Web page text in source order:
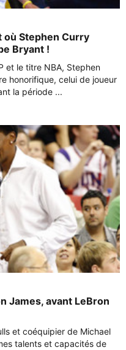
où Stephen Curry
Bryant !
et le titre NBA, Stephen
honorifique, celui de joueur
la période ...
James, avant LeBron
et coéquipier de Michael
talents et capacités de